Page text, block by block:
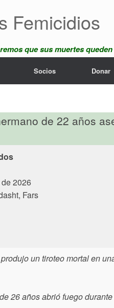
Femicidios
que sus muertes
Socios Donar
de 22 años
2026
Fars
un tiroteo mortal en
26 años abrió fuego